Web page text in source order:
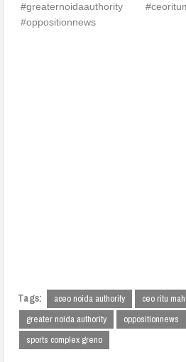
#greaternoidaauthority
#oppositionnews
Tags: aceo noida authority
ceo ritu
greater noida authority
oppositionnews
sports complex greno